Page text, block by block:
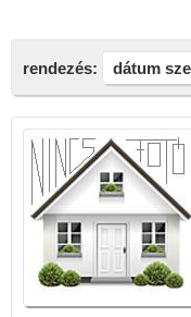
rendezés: